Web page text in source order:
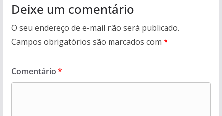
Deixe um comentário
O seu endereço de e-mail não será publicado.
Campos obrigatórios são marcados com *
Comentário *